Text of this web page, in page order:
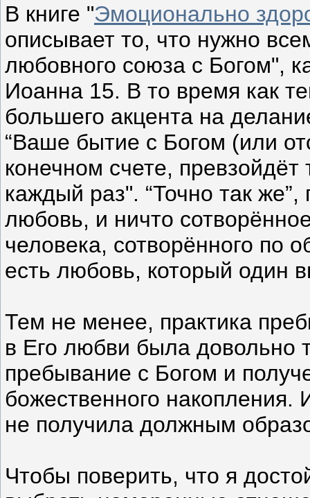
В книге "Эмоционально
описывает то, что нужно
любовного союза с Богом",
Иоанна 15. В то время как
большего акцента на
“Ваше бытие с Богом (или
конечном счете,
каждый раз". “Точно так
любовь, и ничто
человека, сотворённого по
есть любовь, который один
Тем не менее, практика
в Его любви была довольно
пребывание с Богом и
божественного накопления.
не получила должным
Чтобы поверить, что я